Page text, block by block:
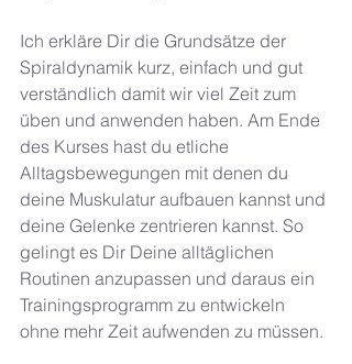
Ich erkläre Dir die Grundsätze der
Spiraldynamik kurz, einfach und gut
verständlich damit wir viel Zeit zum
üben und anwenden haben. Am Ende
des Kurses hast du etliche
Alltagsbewegungen mit denen du
deine Muskulatur aufbauen kannst und
deine Gelenke zentrieren kannst. So
gelingt es Dir Deine alltäglichen
Routinen anzupassen und daraus ein
Trainingsprogramm zu entwickeln
ohne mehr Zeit aufwenden zu müssen.